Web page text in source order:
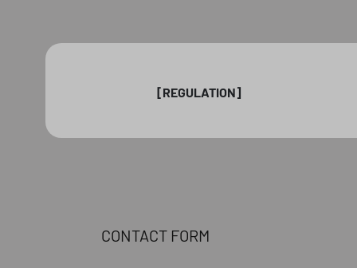
[REGULATION]
CONTACT FORM